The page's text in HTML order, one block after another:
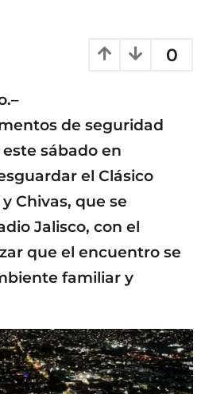
0
de seguridad
sábado en
el Clásico
Chivas, que se
Jalisco, con el
que el encuentro se
familiar y